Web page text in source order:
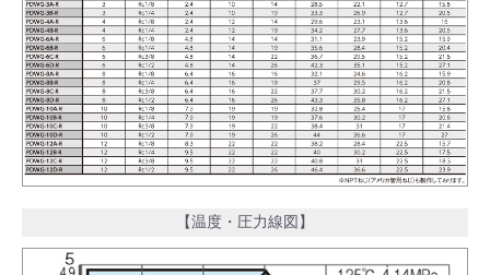
【温度・圧力線図】